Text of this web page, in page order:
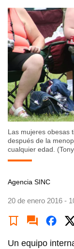
Las mujeres obesas
después de la
cualquier edad.
Agencia SINC
20 de enero 2016 -
Un equipo